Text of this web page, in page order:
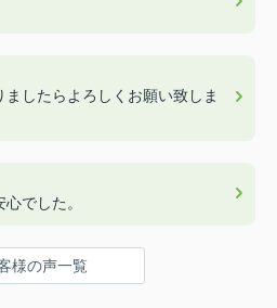
ましたらよろしくお願い致しま
でした。
様の声一覧